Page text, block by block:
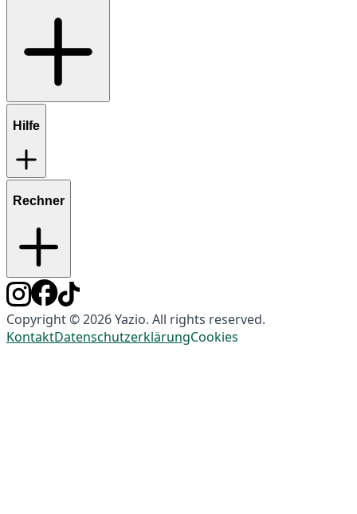
Hilfe
Rechner
Copyright © 2026 Yazio. All rights reserved.
KontaktDatenschutzerklärungCookies